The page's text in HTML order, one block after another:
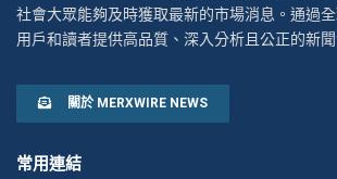
社會大眾能夠及時獲取最新的市場消息。通過
用戶和讀者提供高品質、深入分析且公正的新聞
關於 MERXWIRE NEWS
常用連結